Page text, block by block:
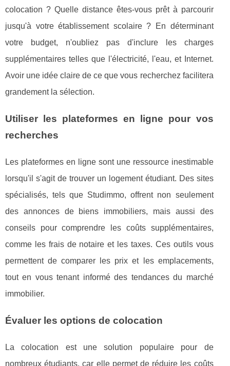
colocation ? Quelle distance êtes-vous prêt à parcourir
jusqu'à votre établissement scolaire ? En déterminant
votre budget, n'oubliez pas d'inclure les charges
supplémentaires telles que l'électricité, l'eau, et Internet.
Avoir une idée claire de ce que vous recherchez facilitera
grandement la sélection.
Utiliser les plateformes en ligne pour vos
recherches
Les plateformes en ligne sont une ressource inestimable
lorsqu'il s'agit de trouver un logement étudiant. Des sites
spécialisés, tels que Studimmo, offrent non seulement
des annonces de biens immobiliers, mais aussi des
conseils pour comprendre les coûts supplémentaires,
comme les frais de notaire et les taxes. Ces outils vous
permettent de comparer les prix et les emplacements,
tout en vous tenant informé des tendances du marché
immobilier.
Évaluer les options de colocation
La colocation est une solution populaire pour de
nombreux étudiants, car elle permet de réduire les coûts